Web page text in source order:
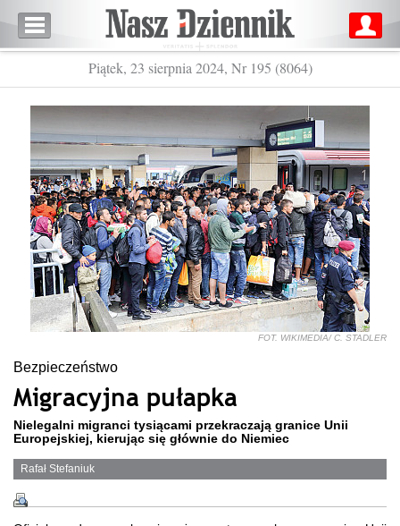
Piątek, 23 sierpnia 2024, Nr 195 (8064)
FOT. WIKIMEDIA/ C. STADLER
Bezpieczeństwo
Migracyjna pułapka
Nielegalni migranci tysiącami przekraczają granice Unii
Europejskiej, kierując się głównie do Niemiec
Rafał Stefaniuk